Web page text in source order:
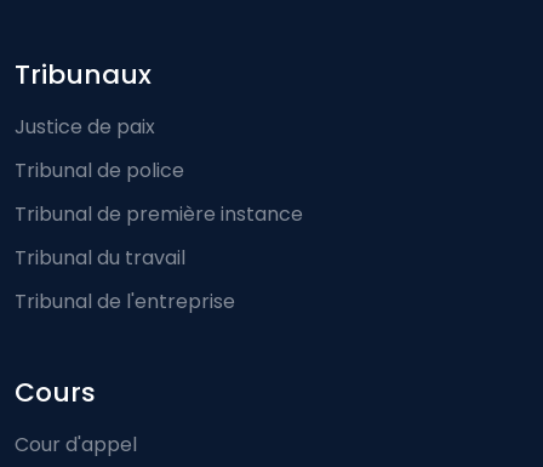
Footer-menu
Tribunaux
Justice de paix
Tribunal de police
Tribunal de première instance
Tribunal du travail
Tribunal de l'entreprise
Cours
Cour d'appel